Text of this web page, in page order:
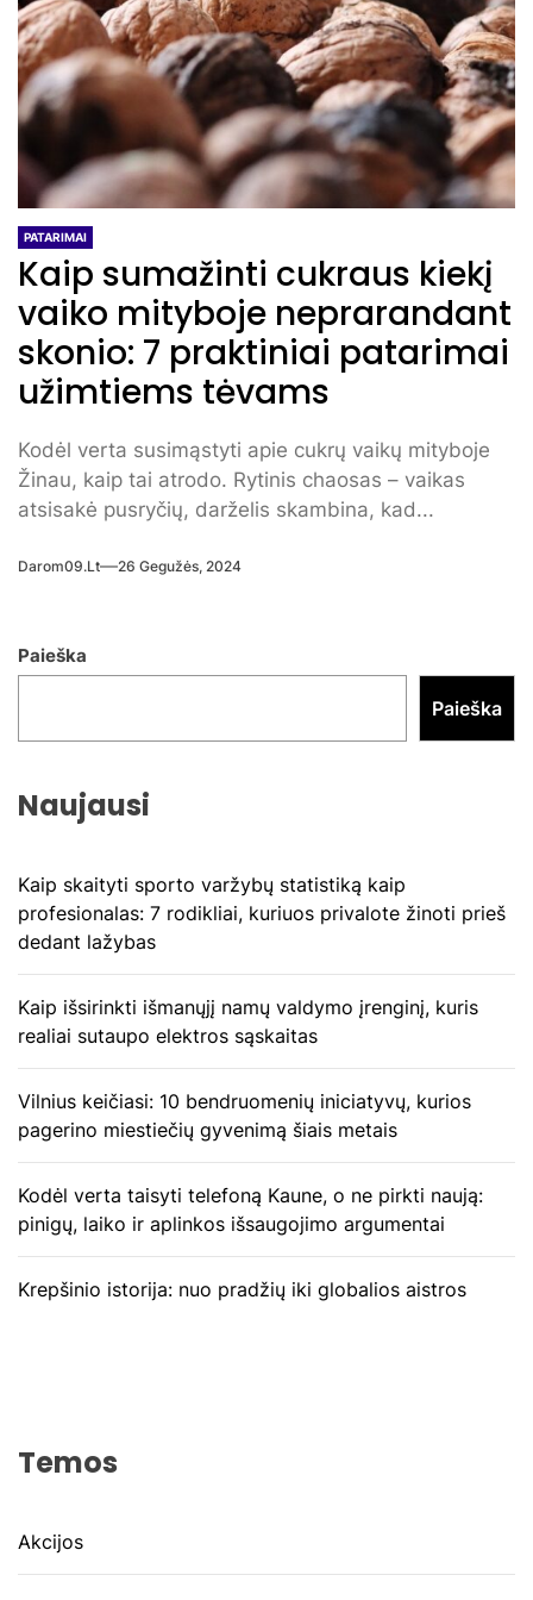
PATARIMAI
Kaip sumažinti cukraus kiekį
vaiko mityboje neprarandant
skonio: 7 praktiniai patarimai
užimtiems tėvams
Kodėl verta susimąstyti apie cukrų vaikų mityboje
Žinau, kaip tai atrodo. Rytinis chaosas – vaikas
atsisakė pusryčių, darželis skambina, kad...
Darom09.lt 26 Gegužės, 2024
Paieška
Paieška
Naujausi
Kaip skaityti sporto varžybų statistiką kaip
profesionalas: 7 rodikliai, kuriuos privalote žinoti prieš
dedant lažybas
Kaip išsirinkti išmanųjį namų valdymo įrenginį, kuris
realiai sutaupo elektros sąskaitas
Vilnius keičiasi: 10 bendruomenių iniciatyvų, kurios
pagerino miestiečių gyvenimą šiais metais
Kodėl verta taisyti telefoną Kaune, o ne pirkti naują:
pinigų, laiko ir aplinkos išsaugojimo argumentai
Krepšinio istorija: nuo pradžių iki globalios aistros
Temos
Akcijos